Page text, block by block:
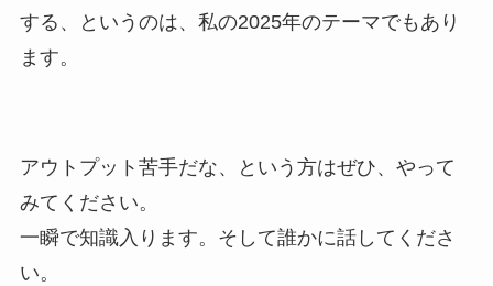
する、というのは、私の2025年のテーマでもあり
ます。
アウトプット苦手だな、という方はぜひ、やって
みてください。
一瞬で知識入ります。そして誰かに話してくださ
い。